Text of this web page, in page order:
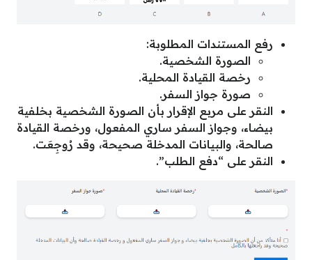
رفع المستندات المطلوبة:
الصورة الشخصية.
رخصة القيادة المحلية.
صورة جواز السفر.
النقر على مربع الإقرار بأن الصورة الشخصية بخلفية
بيضاء، وجواز السفر ساري المفعول، ورخصة القيادة
صالحة، والبيانات المدخلة صحيحة، وقد رُوجِعَت.
النقر على “دفع الطلب”.